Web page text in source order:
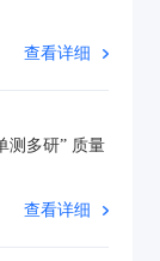
查看详细
测多研” 质量
查看详细